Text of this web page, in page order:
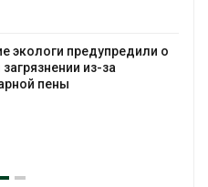
экологи предупредили о
из-за
пены